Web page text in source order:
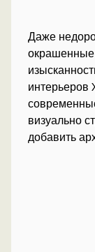
Даже
окрашенные
интерьеров
визуально
добавить